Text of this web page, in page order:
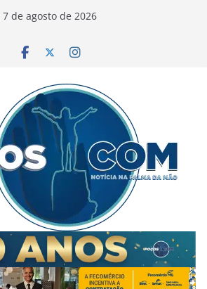
7 de agosto de 2026